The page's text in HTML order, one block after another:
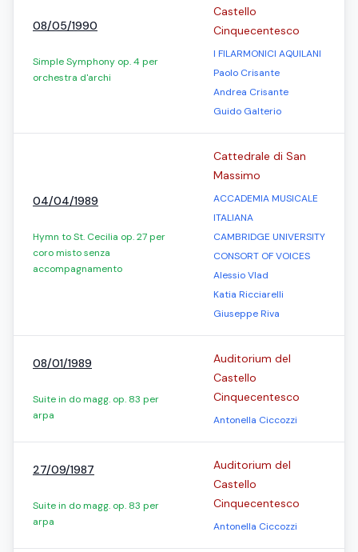
08/05/1990
Simple Symphony op. 4 per
orchestra d'archi
Castello
Cinquecentesco
I FILARMONICI AQUILANI
Paolo Crisante
Andrea Crisante
Guido Galterio
04/04/1989
Hymn to St. Cecilia op. 27 per
coro misto senza
accompagnamento
Cattedrale di San
Massimo
ACCADEMIA MUSICALE
ITALIANA
CAMBRIDGE UNIVERSITY
CONSORT OF VOICES
Alessio Vlad
Katia Ricciarelli
Giuseppe Riva
08/01/1989
Suite in do magg. op. 83 per
arpa
Auditorium del
Castello
Cinquecentesco
Antonella Ciccozzi
27/09/1987
Suite in do magg. op. 83 per
arpa
Auditorium del
Castello
Cinquecentesco
Antonella Ciccozzi